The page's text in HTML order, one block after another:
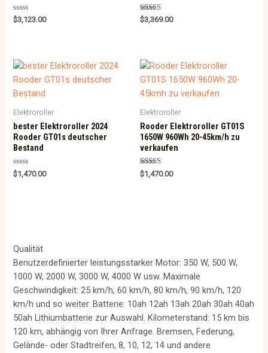
Rated
0
$3,123.00
Rated
5.00
$3,369.00
Elektroroller
bester Elektroroller 2024
Rooder GT01s deutscher
Bestand
Rated
0
$1,470.00
Elektroroller
Rooder Elektroroller GT01S
1650W 960Wh 20-45km/h zu
verkaufen
Rated
5.00
$1,470.00
Qualität
Benutzerdefinierter leistungsstarker Motor: 350 W, 500 W,
1000 W, 2000 W, 3000 W, 4000 W usw. Maximale
Geschwindigkeit: 25 km/h, 60 km/h, 80 km/h, 90 km/h, 120
km/h und so weiter. Batterie: 10ah 12ah 13ah 20ah 30ah 40ah
50ah Lithiumbatterie zur Auswahl. Kilometerstand: 15 km bis
120 km, abhängig von Ihrer Anfrage. Bremsen, Federung,
Gelände- oder Stadtreifen, 8, 10, 12, 14 und andere